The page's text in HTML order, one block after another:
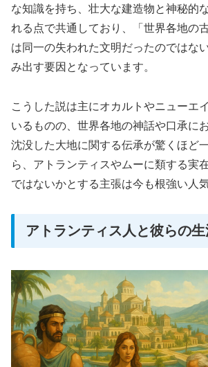
な知識を持ち、壮大な建造物と神秘的
れる点で共通しており、「世界各地の
は同一の失われた文明だったのではな
み出す要因となっています。
こうした説は主にオカルトやニューエ
いるものの、世界各地の神話や口承に
沈没した大地に関する伝承が驚くほど
ら、アトランティスやムーに類する実
ではないかとする主張は今も根強い人
アトランティス人と彼らの